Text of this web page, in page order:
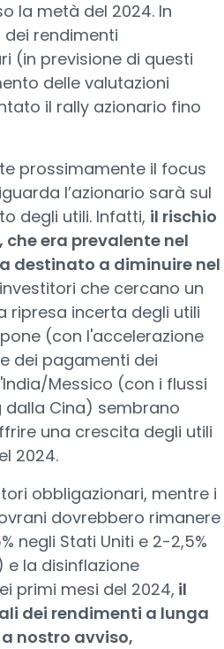
la metà del 2024. In
rendimenti
(in previsione di questi
delle valutazioni
il rally azionario fino
prossimamente il focus
l’azionario sarà sul
degli utili. Infatti, il rischio
che era prevalente nel
destinato a diminuire nel
che cercano un
ripresa incerta degli utili
(con l'accelerazione
dei pagamenti dei
Messico (con i flussi
dalla Cina) sembrano
una crescita degli utili
2024.
obbligazionari, mentre i
dovrebbero rimanere
negli Stati Uniti e 2-2,5%
e la disinflazione
primi mesi del 2024, il
dei rendimenti a lunga
nostro avviso,